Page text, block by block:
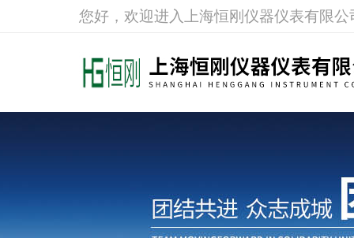
您好，欢迎进入上海恒刚仪器仪表有限公